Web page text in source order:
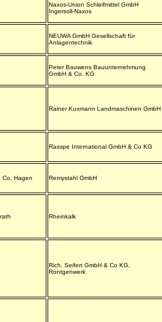
Naxos-Union Schleifmittel GmbH
Ingersoll-Naxos
NEUWA GmbH Gesellschaft für
Anlagentechnik
Peter Bauwens Bauunternehmung
GmbH & Co. KG
Rainer Kuxmann Landmaschinen GmbH
Rasspe International GmbH & Co KG
Co, Hagen Remystahl GmbH
Rheinkalk
Rich. Seifert GmbH & Co KG,
Röntgenwerk